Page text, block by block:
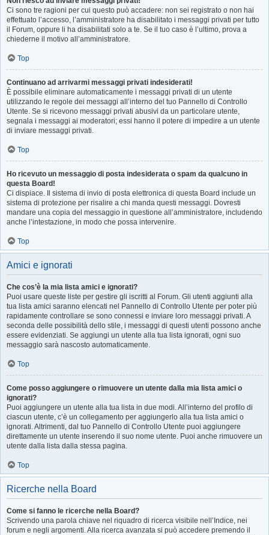
Ci sono tre ragioni per cui questo può accadere: non sei registrato o non hai
effettuato l’accesso, l’amministratore ha disabilitato i messaggi privati per tutto
il Forum, oppure li ha disabilitati solo a te. Se il tuo caso è l’ultimo, prova a
chiederne il motivo all’amministratore.
Top
Continuano ad arrivarmi messaggi privati indesiderati!
È possibile eliminare automaticamente i messaggi privati ​​di un utente
utilizzando le regole dei messaggi all’interno del tuo Pannello di Controllo
Utente. Se si ricevono messaggi privati ​​abusivi da un particolare utente,
segnala i messaggi ai moderatori; essi hanno il potere di impedire a un utente
di inviare messaggi privati​​.
Top
Ho ricevuto un messaggio di posta indesiderata o spam da qualcuno in
questa Board!
Ci dispiace. Il sistema di invio di posta elettronica di questa Board include un
sistema di protezione per risalire a chi manda questi messaggi. Dovresti
mandare una copia del messaggio in questione all’amministratore, includendo
anche l’intestazione, in modo che possa intervenire.
Top
Amici e ignorati
Che cos’è la mia lista amici e ignorati?
Puoi usare queste liste per gestire gli iscritti al Forum. Gli utenti aggiunti alla
tua lista amici saranno elencati nel Pannello di Controllo Utente per poter più
rapidamente controllare se sono connessi e inviare loro messaggi privati. A
seconda delle possibilità dello stile, i messaggi di questi utenti possono anche
essere evidenziati. Se aggiungi un utente alla tua lista ignorati, ogni suo
messaggio sarà nascosto automaticamente.
Top
Come posso aggiungere o rimuovere un utente dalla mia lista amici o
ignorati?
Puoi aggiungere un utente alla tua lista in due modi. All’interno del profilo di
ciascun utente, c’è un collegamento per aggiungerlo alla tua lista amici o
ignorati. Altrimenti, dal tuo Pannello di Controllo Utente puoi aggiungere
direttamente un utente inserendo il suo nome utente. Puoi anche rimuovere un
utente dalla lista dalla stessa pagina.
Top
Ricerche nella Board
Come si fanno le ricerche nella Board?
Scrivendo una parola chiave nel riquadro di ricerca visibile nell’Indice, nei
forum e negli argomenti. Alla ricerca avanzata si può accedere premendo il